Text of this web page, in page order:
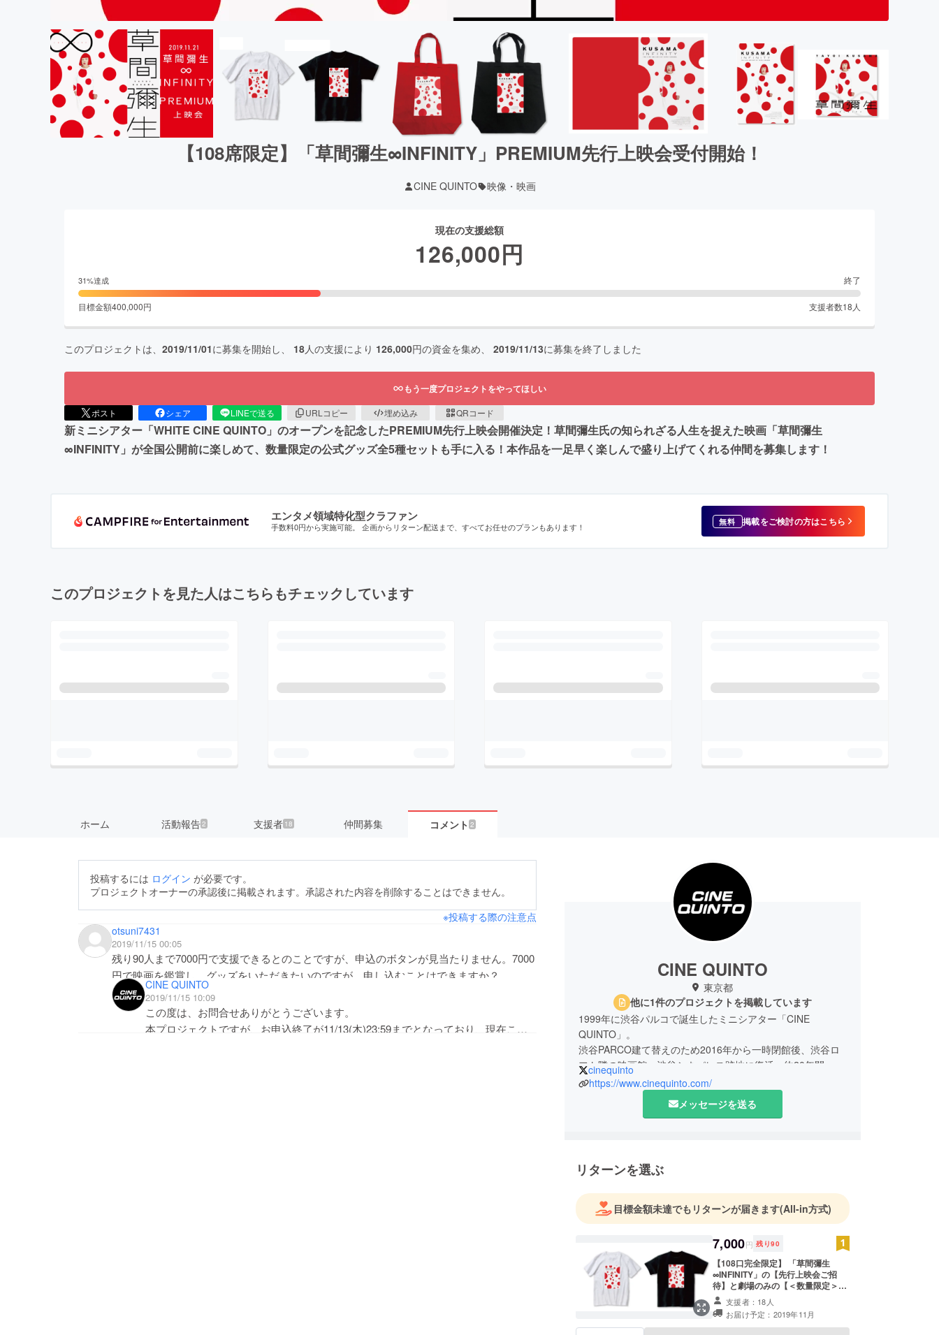
【108席限定】「草間彌生∞INFINITY」PREMIUM先行上映会受付開始！
CINE QUINTO 映像・映画
現在の支援総額
126,000円
31%達成 終了
目標金額400,000円 支援者数18 人
このプロジェクトは、 2019/11/01に募集を開始し、 18人の支援により 126,000円の資金を集め、 2019/11/13に募集を終了しました
もう一度プロジェクトをやってほしい
ポスト シェア LINEで送る URLコピー 埋め込み QRコード
新ミニシアター「WHITE CINE QUINTO」のオープンを記念したPREMIUM先行上映会開催決定！草間彌生氏の知られざる人生を捉えた映画「草間彌生
∞INFINITY」が全国公開前に楽しめて、数量限定の公式グッズ全5種セットも手に入る！本作品を一足早く楽しんで盛り上げてくれる仲間を募集します！
エンタメ領域特化型クラファン
手数料0円から実施可能。 企画からリターン配送まで、すべてお任せのプランもあります！ 無料 掲載をご検討の方はこちら
このプロジェクトを見た人はこちらもチェックしています
ホーム 活動報告2 支援者 18 仲間募集 コメント 2
投稿するには ログイン が必要です。
プロジェクトオーナーの承認後に掲載されます。承認された内容を削除することはできません。
※投稿する際の注意点
otsuni7431
2019/11/15 00:05
残り90人まで7000円で支援できるとのことですが、申込のボタンが見当たりません。7000
円で映画を鑑賞し、グッズをいただきたいのですが、申し込むことはできますか？
CINE QUINTO
2019/11/15 10:09
この度は、お問合せありがとうございます。
本プロジェクトですが、お申込終了が11/13(木)23:59までとなっており、現在こち
CINE QUINTO
東京都
他に1件のプロジェクトを掲載しています
1999年に渋谷パルコで誕生したミニシアター「CINE
QUINTO」。
渋谷PARCO建て替えのため2016年から一時閉館後、渋谷ロ
フト隣の映画館・渋谷シネパレス跡地に復活。約20年間、渋
谷の街で映画文化を発信する拠点として営業しております！
cinequinto
https://www.cinequinto.com/
メッセージを送る
リターンを選ぶ
目標金額未達でもリターンが届きます(All-in方式)
7,000円 残り90
【108口完全限定】 「草間彌生
∞INFINITY」の【先行上映会ご招
待】と劇場のみの【＜数量限定＞公
式グッズ全種類(５点)セット】をご
用意いたしました！ ※グッズは先行
上映会場でのお渡しとなります。ご
郵送はいたしかねます。 【内容】
支援者：18人
お届け予定：2019年11月